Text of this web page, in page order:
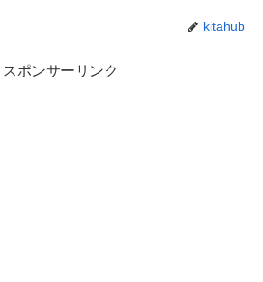
kitahub
スポンサーリンク